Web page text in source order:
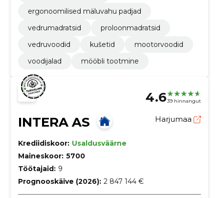
ergonoomilised mäluvahu padjad
vedrumadratsid
proloonmadratsid
vedruvoodid
kušetid
mootorvoodid
voodijalad
mööbli tootmine
4.639 hinnangut
INTERA AS Harjumaa
Krediidiskoor: Usaldusväärne
Maineskoor: 5700
Töötajaid: 9
Prognooskäive (2026): 2 847 144 €